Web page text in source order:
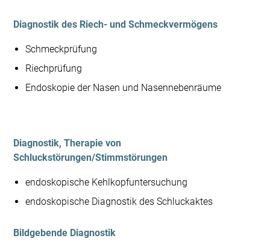
Diagnostik des Riech- und Schmeckvermögens
Schmeckprüfung
Riechprüfung
Endoskopie der Nasen und Nasennebenräume
Diagnostik, Therapie von
Schluckstörungen/Stimmstörungen
endoskopische Kehlkopfuntersuchung
endoskopische Diagnostik des Schluckaktes
Bildgebende Diagnostik